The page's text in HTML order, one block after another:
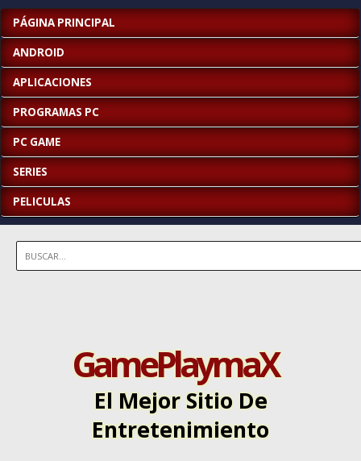
PÁGINA PRINCIPAL
ANDROID
APLICACIONES
PROGRAMAS PC
PC GAME
SERIES
PELICULAS
GamePlaymaX
El Mejor Sitio De
Entretenimiento